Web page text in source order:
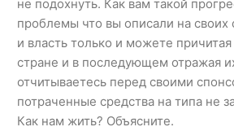
не подохнуть. Как вам такой
проблемы что вы описали на своих
и власть только и можете
стране и в последующем отражая
отчитываетесь перед своими
потраченные средства на типа не
Как нам жить? Объясните.